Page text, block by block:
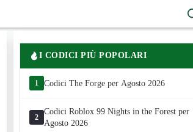
I CODICI PIÙ POPOLARI
1 Codici The Forge per Agosto 2026
2
Codici Roblox 99 Nights in the Forest per
Agosto 2026